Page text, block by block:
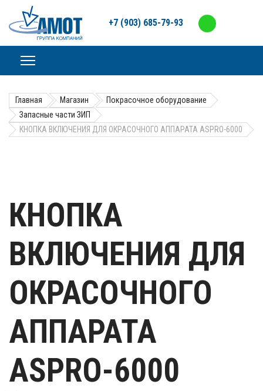
+7 (903) 685-79-93
Главная Магазин
Покрасочное оборудование
Запасные части ЗИП
КНОПКА ВКЛЮЧЕНИЯ ДЛЯ ОКРАСОЧНОГО АППАРАТА ASPRO-6000
КНОПКА
ВКЛЮЧЕНИЯ ДЛЯ
ОКРАСОЧНОГО
АППАРАТА
ASPRO-6000